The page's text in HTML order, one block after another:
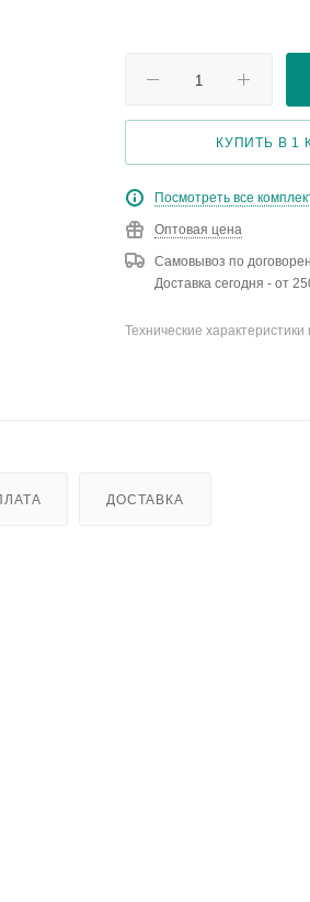
КУПИТЬ В 1
Посмотреть все
Оптовая цена
Самовывоз по
Доставка сегодня - от
Технические
ДОСТАВКА